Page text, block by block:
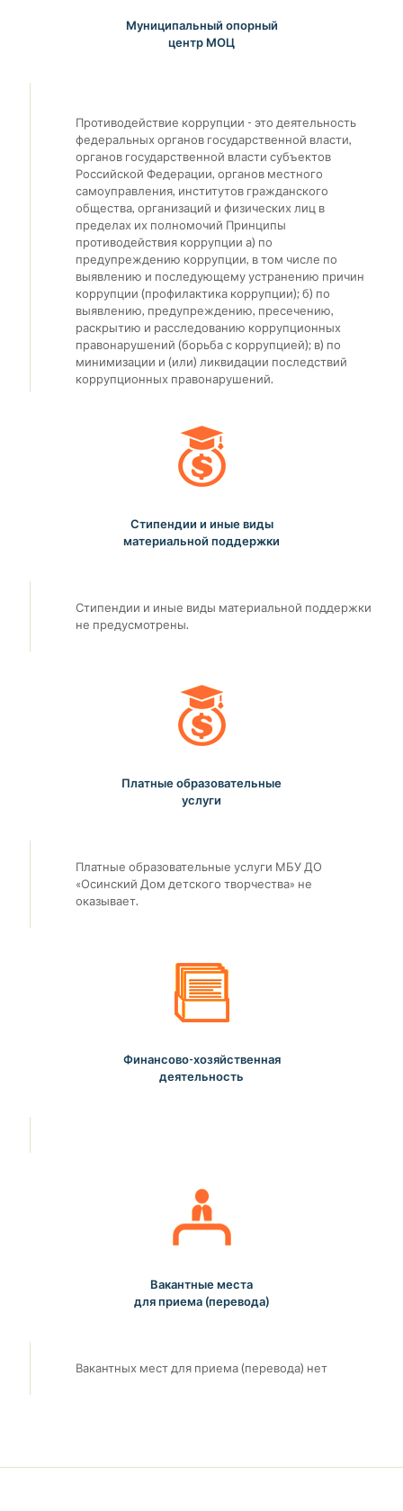
Муниципальный опорный
центр МОЦ
Противодействие коррупции - это деятельность
федеральных органов государственной власти,
органов государственной власти субъектов
Российской Федерации, органов местного
самоуправления, институтов гражданского
общества, организаций и физических лиц в
пределах их полномочий Принципы
противодействия коррупции а) по
предупреждению коррупции, в том числе по
выявлению и последующему устранению причин
коррупции (профилактика коррупции); б) по
выявлению, предупреждению, пресечению,
раскрытию и расследованию коррупционных
правонарушений (борьба с коррупцией); в) по
минимизации и (или) ликвидации последствий
коррупционных правонарушений.
Стипендии и иные виды
материальной поддержки
Стипендии и иные виды материальной поддержки
не предусмотрены.
Платные образовательные
услуги
Платные образовательные услуги МБУ ДО
«Осинский Дом детского творчества» не
оказывает.
Финансово-хозяйственная
деятельность
Вакантные места
для приема (перевода)
Вакантных мест для приема (перевода) нет